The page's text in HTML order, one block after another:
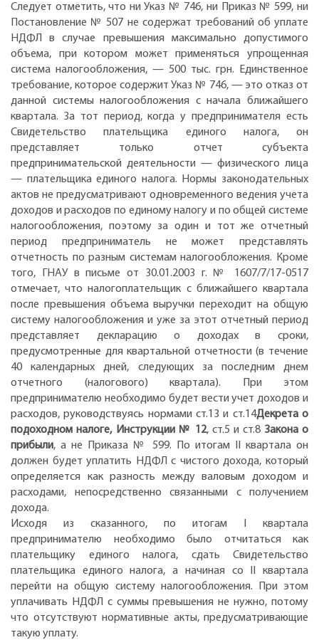
Следует отметить, что ни Указ № 746, ни Приказ № 599, ни
Постановление № 507 не содержат требований об уплате
НДФЛ в случае превышения максимально допустимого
объема, при котором может применяться упрощенная
система налогообложения, — 500 тыс. грн. Единственное
требование, которое содержит Указ № 746, — это отказ от
данной системы налогообложения с начала ближайшего
квартала. За тот период, когда у предпринимателя есть
Свидетельство плательщика единого налога, он
представляет только отчет субъекта
предпринимательской деятельности — физического лица
— плательщика единого налога. Нормы законодательных
актов не предусматривают одновременного ведения учета
доходов и расходов по единому налогу и по общей системе
налогообложения, поэтому за один и тот же отчетный
период предприниматель не может представлять
отчетность по разным системам налогообложения. Кроме
того, ГНАУ в письме от 30.01.2003 г. № 1607/7/17-0517
отмечает, что налогоплательщик с ближайшего квартала
после превышения объема выручки переходит на общую
систему налогообложения и уже за этот отчетный период
представляет декларацию о доходах в сроки,
предусмотренные для квартальной отчетности (в течение
40 календарных дней, следующих за последним днем
отчетного (налогового) квартала). При этом
предпринимателю необходимо будет вести учет доходов и
расходов, руководствуясь нормами ст.13 и ст.14Декрета о
подоходном налоге, Инструкции № 12, ст.5 и ст.8 Закона о
прибыли, а не Приказа № 599. По итогам II квартала он
должен будет уплатить НДФЛ с чистого дохода, который
определяется как разность между валовым доходом и
расходами, непосредственно связанными с получением
дохода.
Исходя из сказанного, по итогам I квартала
предпринимателю необходимо было отчитаться как
плательщику единого налога, сдать Свидетельство
плательщика единого налога, а начиная со II квартала
перейти на общую систему налогообложения. При этом
уплачивать НДФЛ с суммы превышения не нужно, потому
что отсутствуют нормативные акты, предусматривающие
такую уплату.